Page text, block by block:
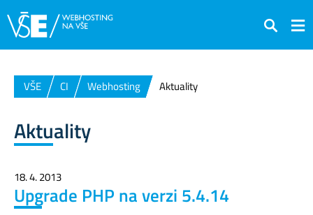
Hledat
VŠE CI Webhosting Aktuality
Aktuality
18. 4. 2013
Upgrade PHP na verzi 5.4.14